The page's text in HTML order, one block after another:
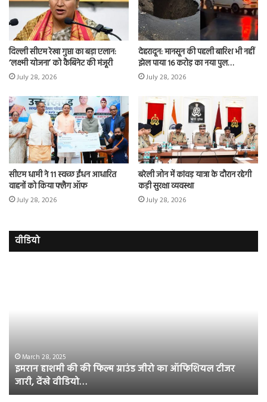
दिल्ली सीएम रेखा गुप्ता का बड़ा एलान:
‘लक्ष्मी योजना’ को कैबिनेट की मंजूरी
July 28, 2026
देहरादून: मानसून की पहली बारिश भी नहीं
झेल पाया 16 करोड़ का नया पुल…
July 28, 2026
सीएम धामी ने 11 स्वच्छ ईंधन आधारित
वाहनों को किया फ्लैग ऑफ
July 28, 2026
बरेली जोन में कांवड़ यात्रा के दौरान रहेगी
कड़ी सुरक्षा व्यवस्था
July 28, 2026
वीडियो
का
ऑफिशियल
टीजर
जारी,
March 28, 2025
इमरान हाशमी की की फिल्म ग्राउंड जीरो का ऑफिशियल टीजर
जारी, देंखे वीडियो…